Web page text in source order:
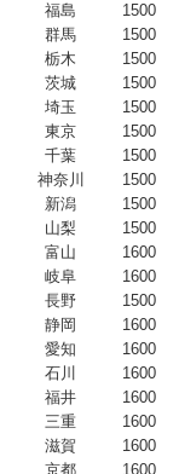
福島
1500
群馬
1500
栃木
1500
茨城
1500
埼玉
1500
東京
1500
千葉
1500
神奈川
1500
新潟
1500
山梨
1500
富山
1600
岐阜
1600
長野
1500
静岡
1600
愛知
1600
石川
1600
福井
1600
三重
1600
滋賀
1600
京都
1600